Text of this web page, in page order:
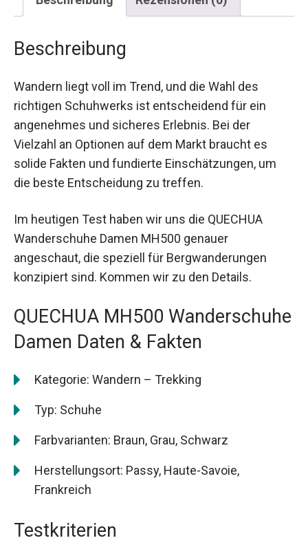
Beschreibung
Wandern liegt voll im Trend, und die Wahl des
richtigen Schuhwerks ist entscheidend für ein
angenehmes und sicheres Erlebnis. Bei der
Vielzahl an Optionen auf dem Markt braucht es
solide Fakten und fundierte Einschätzungen, um
die beste Entscheidung zu treffen.
Im heutigen Test haben wir uns die QUECHUA
Wanderschuhe Damen MH500 genauer
angeschaut, die speziell für Bergwanderungen
konzipiert sind. Kommen wir zu den Details.
QUECHUA MH500 Wanderschuhe
Damen Daten & Fakten
Kategorie: Wandern – Trekking
Typ: Schuhe
Farbvarianten: Braun, Grau, Schwarz
Herstellungsort: Passy, Haute-Savoie,
Frankreich
Testkriterien